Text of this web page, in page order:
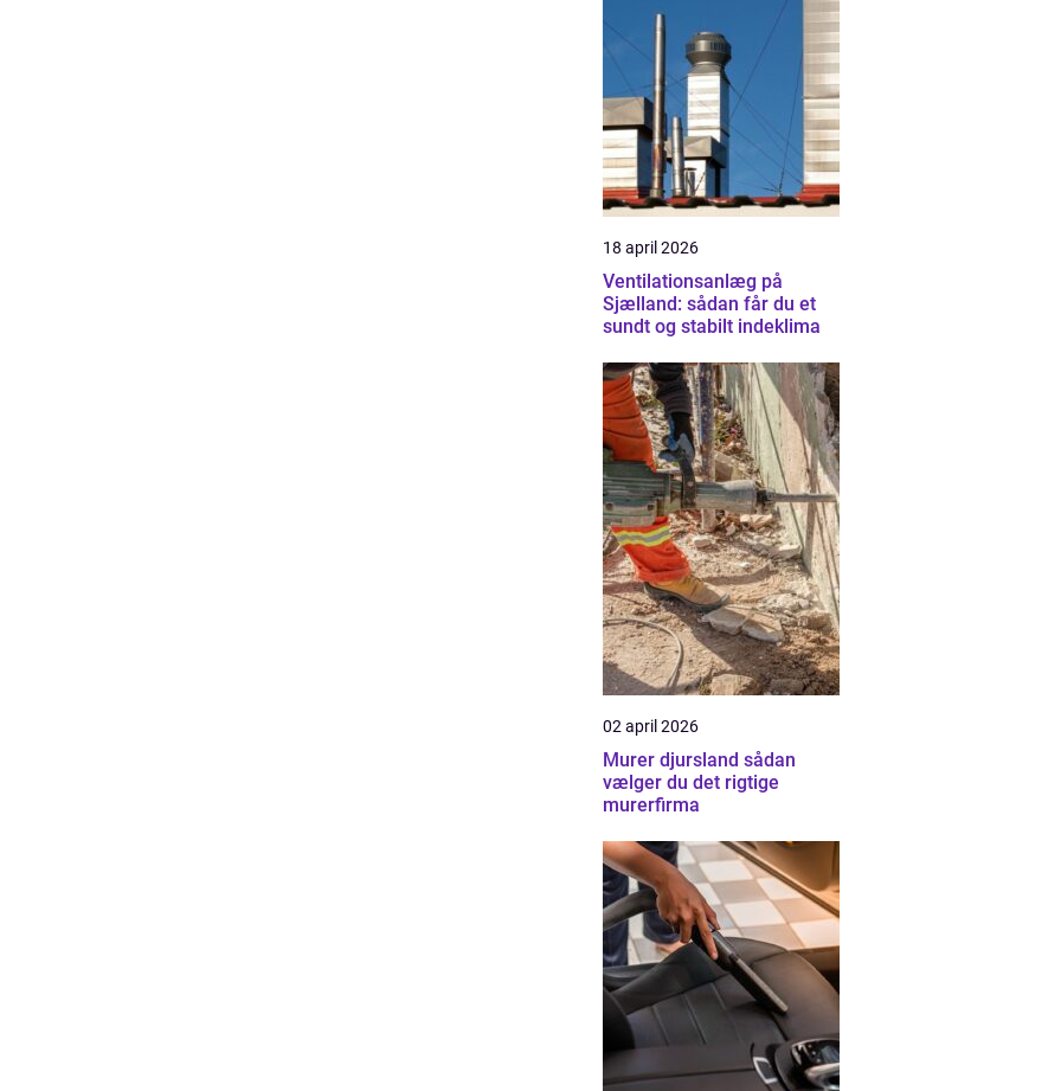
18 april 2026
Ventilationsanlæg på
Sjælland: sådan får du et
sundt og stabilt indeklima
02 april 2026
Murer djursland sådan
vælger du det rigtige
murerfirma